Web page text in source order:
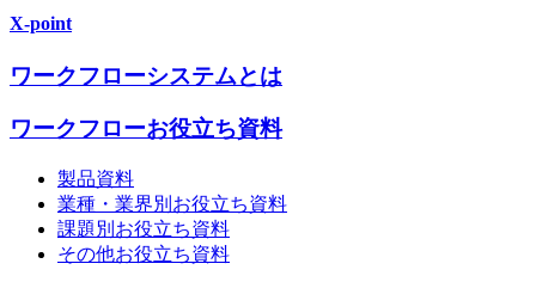
X-point
ワークフローシステムとは
ワークフローお役立ち資料
製品資料
業種・業界別お役立ち資料
課題別お役立ち資料
その他お役立ち資料